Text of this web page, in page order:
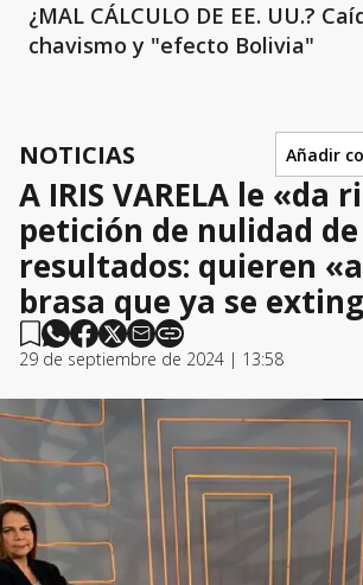
¿MAL CÁLCULO DE EE. UU.?
chavismo y "efecto Bolivia"
NOTICIAS Añadir
A IRIS VARELA le «da
petición de nulidad
resultados: quieren
brasa que ya se
29 de septiembre de 2024 | 13:58